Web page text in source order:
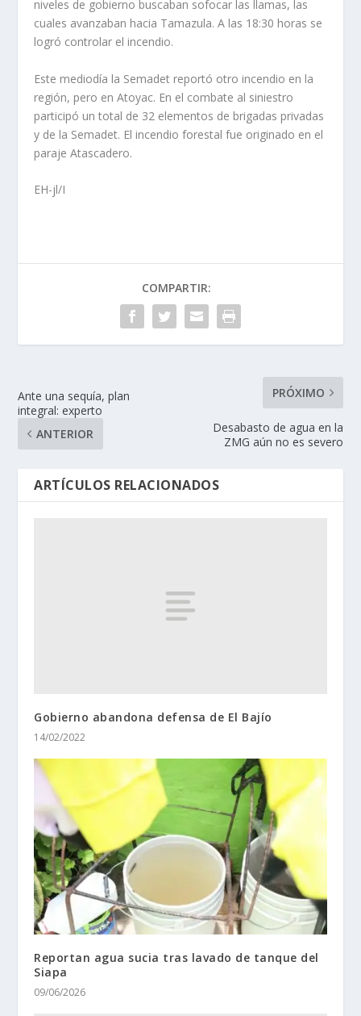
niveles de gobierno buscaban sofocar las llamas, las
cuales avanzaban hacia Tamazula. A las 18:30 horas se
logró controlar el incendio.
Este mediodía la Semadet reportó otro incendio en la
región, pero en Atoyac. En el combate al siniestro
participó un total de 32 elementos de brigadas privadas
y de la Semadet. El incendio forestal fue originado en el
paraje Atascadero.
EH-jl/I
COMPARTIR:
Ante una sequía, plan
integral: experto
ANTERIOR
PRÓXIMO
Desabasto de agua en la
ZMG aún no es severo
ARTÍCULOS RELACIONADOS
Gobierno abandona defensa de El Bajío
14/02/2022
Reportan agua sucia tras lavado de tanque del
Siapa
09/06/2026